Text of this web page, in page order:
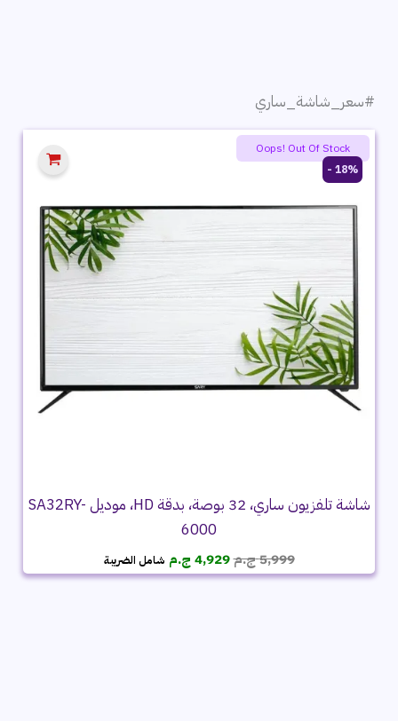
#سعر_شاشة_ساري
18% -
شاشة تلفزيون ساري، 32 بوصة، بدقة HD، موديل SA32RY-
6000
5,999ج.مالسعر
الأصلي
4,929 ج.م السعر
الحالي
شامل الضريبة
Oops! Out Of Stock